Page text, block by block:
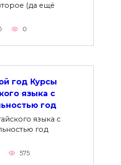
(да ещё
0
год Курсы
языка с
год
языка с
год
575